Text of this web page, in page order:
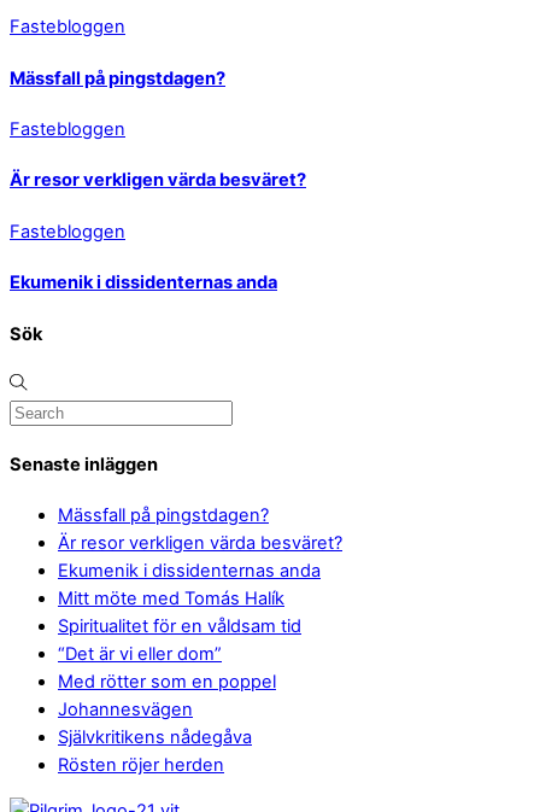
Fastebloggen
Mässfall på pingstdagen?
Fastebloggen
Är resor verkligen värda besväret?
Fastebloggen
Ekumenik i dissidenternas anda
Sök
Senaste inläggen
Mässfall på pingstdagen?
Är resor verkligen värda besväret?
Ekumenik i dissidenternas anda
Mitt möte med Tomás Halík
Spiritualitet för en våldsam tid
“Det är vi eller dom”
Med rötter som en poppel
Johannesvägen
Självkritikens nådegåva
Rösten röjer herden